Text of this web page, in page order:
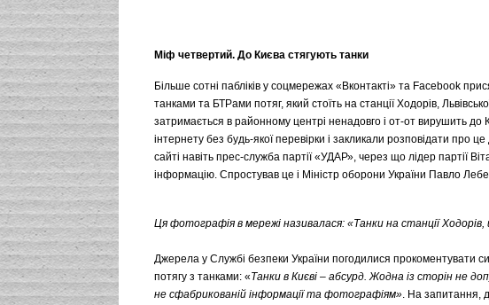
Міф четвертий. До Києва стягують танки
Більше сотні пабліків у соцмережах «Вконтакті» та Facebook
танками та БТРами потяг, який стоїть на станції Ходорів,
затримається в районному центрі ненадовго і от-от вирушить
інтернету без будь-якої перевірки і закликали розповідати про
сайті навіть прес-служба партії «УДАР», через що лідер партії
інформацію. Спростував це і Міністр оборони України Павло
Ця фотографія в мережі називалася: «Танки на станції
Джерела у Службі безпеки України погодилися прокоментувати
потягу з танками: «Танки в Києві – абсурд. Жодна із сторін не
не сфабрикованій інформації та фотографіям». На запитання,